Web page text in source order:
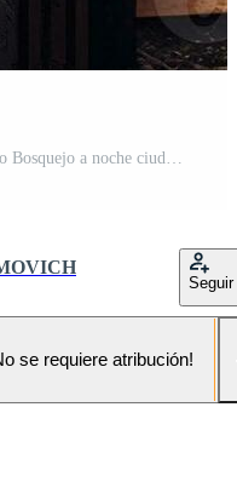
Seguir
se requiere atribución!